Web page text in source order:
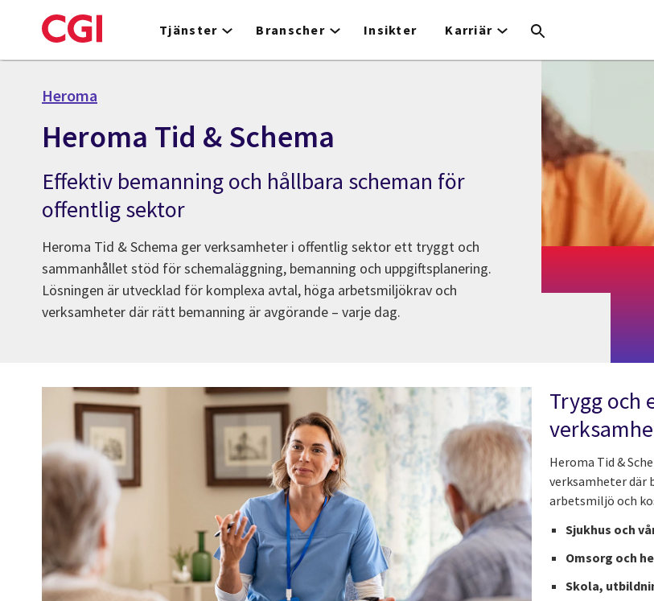
to
Tjänster Branscher Insikter Karriär
Heroma
Heroma Tid & Schema
Effektiv bemanning och hållbara scheman för
offentlig sektor
Heroma Tid & Schema ger verksamheter i offentlig sektor ett tryggt och
sammanhållet stöd för schemaläggning, bemanning och uppgiftsplanering.
Lösningen är utvecklad för komplexa avtal, höga arbetsmiljökrav och
verksamheter där rätt bemanning är avgörande – varje dag.
Trygg och
Heroma Tid &
verksamheter där
arbetsmiljö och
Sjukhus och
Omsorg och
Skola,